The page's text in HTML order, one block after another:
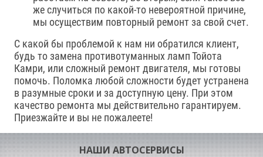
же случиться по какой-то невероятной причине,
мы осуществим повторный ремонт за свой счет.
С какой бы проблемой к нам ни обратился клиент,
будь то замена противотуманных ламп Тойота
Камри, или сложный ремонт двигателя, мы готовы
помочь. Поломка любой сложности будет устранена
в разумные сроки и за доступную цену. При этом
качество ремонта мы действительно гарантируем.
Приезжайте и вы не пожалеете!
НАШИ АВТОСЕРВИСЫ